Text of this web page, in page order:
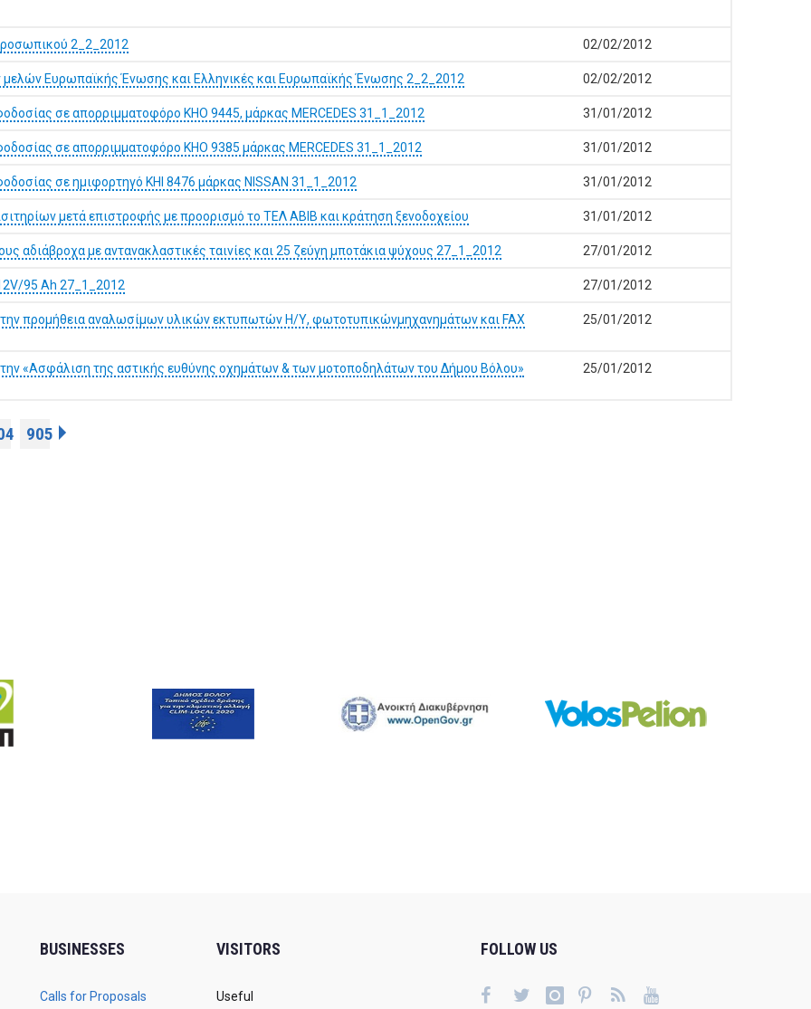
2_2_2012 02/02/2012
μελών Ευρωπαϊκής Ένωσης και Ελληνικές και Ευρωπαϊκής Ένωσης 2_2_2012 02/02/2012
σε απορριμματοφόρο ΚΗΟ 9445, μάρκας MERCEDES 31_1_2012 31/01/2012
σε απορριμματοφόρο ΚΗΟ 9385 μάρκας MERCEDES 31_1_2012 31/01/2012
σε ημιφορτηγό ΚΗΙ 8476 μάρκας NISSAN 31_1_2012 31/01/2012
μετά επιστροφής με προορισμό το ΤΕΛ ΑΒΙΒ και κράτηση ξενοδοχείου 31/01/2012
αδιάβροχα με αντανακλαστικές ταινίες και 25 ζεύγη μποτάκια ψύχους 27_1_2012 27/01/2012
95 Ah 27_1_2012 27/01/2012
την προμήθεια αναλωσίμων υλικών εκτυπωτών Η/Υ, φωτοτυπικώνμηχανημάτων και FAX
25/01/2012
«Aσφάλιση της αστικής ευθύνης οχημάτων & των μοτοποδηλάτων του Δήμου Bόλου»
25/01/2012
905
BUSINESSES
Calls for Proposals
VISITORS
Useful
FOLLOW US